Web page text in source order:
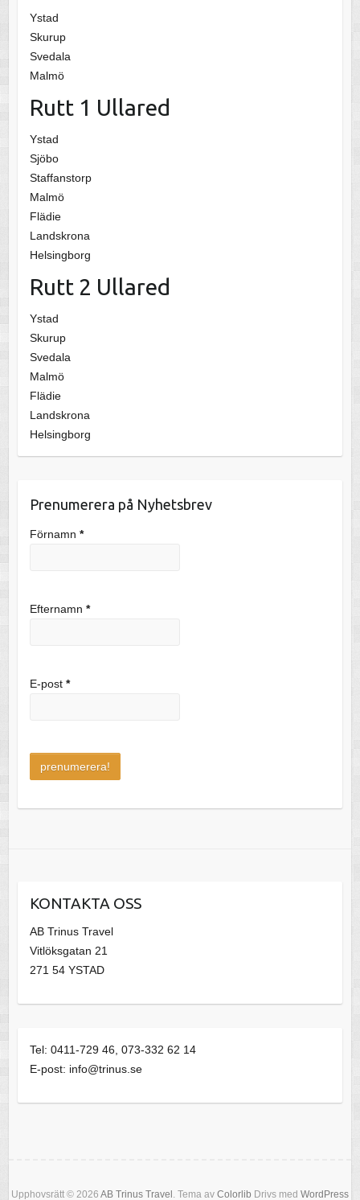
Ystad
Skurup
Svedala
Malmö
Rutt 1 Ullared
Ystad
Sjöbo
Staffanstorp
Malmö
Flädie
Landskrona
Helsingborg
Rutt 2 Ullared
Ystad
Skurup
Svedala
Malmö
Flädie
Landskrona
Helsingborg
Prenumerera på Nyhetsbrev
Förnamn *
Efternamn *
E-post *
KONTAKTA OSS
AB Trinus Travel
Vitlöksgatan 21
271 54 YSTAD
Tel: 0411-729 46, 073-332 62 14
E-post: info@trinus.se
Upphovsrätt © 2026 AB Trinus Travel . Tema av Colorlib Drivs med WordPress